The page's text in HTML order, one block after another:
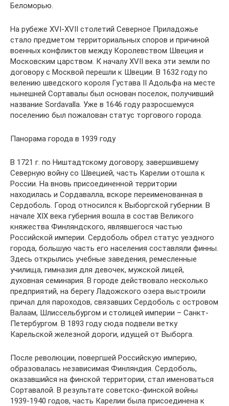
Беломорью.
На рубеже XVI-XVII столетий Северное Приладожье
стало предметом территориальных споров и причиной
военных конфликтов между Королевством Швеция и
Московским царством. К началу XVII века эти земли по
договору с Москвой перешли к Швеции. В 1632 году по
велению шведского короля Густава II Адольфа на месте
нынешней Сортавалы был основан поселок, получивший
название Sordavalla. Уже в 1646 году разросшемуся
поселению был пожалован статус торгового города.
Панорама города в 1939 году
В 1721 г. по Ништадтскому договору, завершившему
Северную войну со Швецией, часть Карелии отошла к
России. На вновь присоединенной территории
находилась и Сордавалла, вскоре переименованная в
Сердоболь. Город относился к Выборгской губернии. В
начале XIX века губерния вошла в состав Великого
княжества Финляндского, являвшегося частью
Российской империи. Сердоболь обрел статус уездного
города, большую часть его населения составляли финны.
Здесь открылись учебные заведения, ремесленные
училища, гимназия для девочек, мужской лицей,
духовная семинария. В городе действовало несколько
предприятий, на берегу Ладожского озера выстроили
причал для пароходов, связавших Сердоболь с островом
Валаам, Шлиссельбургом и столицей империи – Санкт-
Петербургом. В 1893 году сюда подвели ветку
Карельской железной дороги, идущей от Выборга.
После революции, повергшей Российскую империю,
образовалась независимая Финляндия. Сердоболь,
оказавшийся на финской территории, стал именоваться
Сортавалой. В результате советско-финской войны
1939-1940 годов, часть Карелии была присоединена к